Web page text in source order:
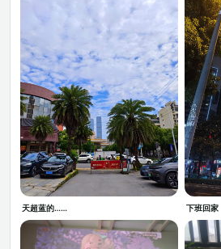
天超蓝的…… 下班回家